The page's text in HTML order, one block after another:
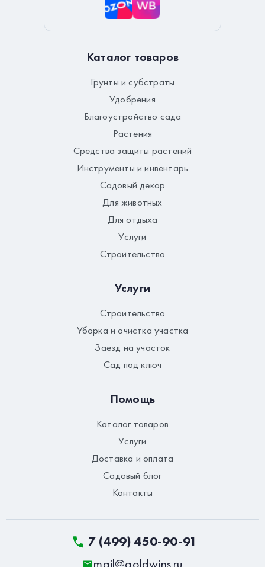
Каталог товаров
Грунты и субстраты
Удобрения
Благоустройство сада
Растения
Средства защиты растений
Инструменты и инвентарь
Садовый декор
Для животных
Для отдыха
Услуги
Строительство
Услуги
Строительство
Уборка и очистка участка
Заезд на участок
Сад под ключ
Помощь
Каталог товаров
Услуги
Доставка и оплата
Садовый блог
Контакты
7 (499) 450-90-91